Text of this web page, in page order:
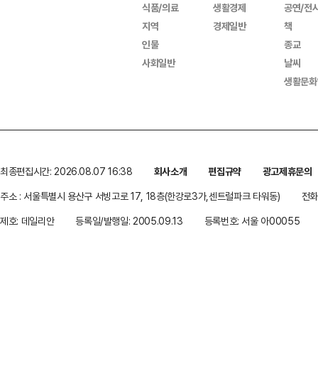
식품/의료
지역
인물
사회일반
생활경제
경제일반
공연/전
책
종교
날씨
생활문
최종편집시간: 2026.08.07 16:38 회사소개 편집규약
광고제휴문의
주소 : 서울특별시 용산구 서빙고로 17, 18층(한강로3가,센트럴파크 타워동)
전
제호: 데일리안
등록일/발행일: 2005.09.13 등록번호: 서울 아00055